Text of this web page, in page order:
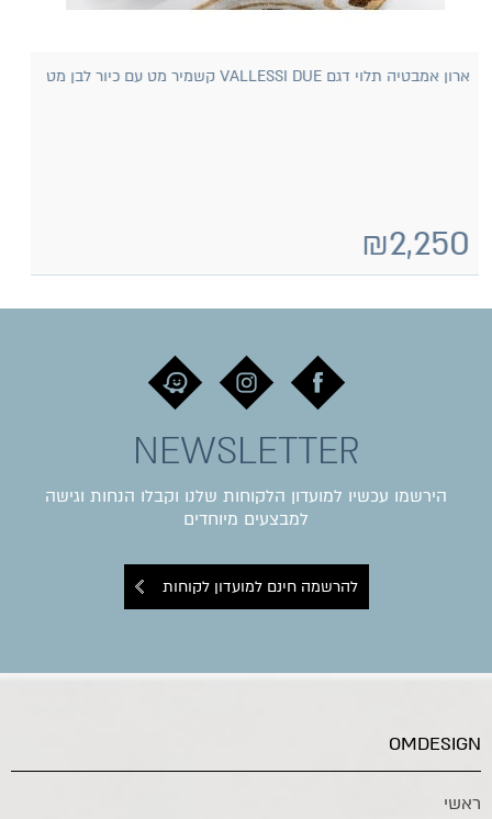
ארון אמבטיה תלוי דגם VALLESSI DUE אפור אבן מט עם כיור חרס
2,250
NEWSLETTER
הירשמו עכשיו למועדון הלקוחות שלנו וקבלו הנחות וגישה
למבצעים מיוחדים
להרשמה חינם למועדון לקוחות
OMDESIGN
ראשי